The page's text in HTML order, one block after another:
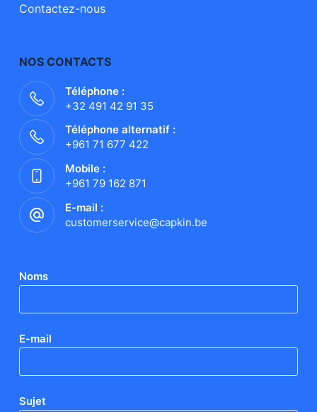
Contactez-nous
NOS CONTACTS
Téléphone :
+32 491 42 91 35
Téléphone alternatif :
+961 71 677 422
Mobile :
+961 79 162 871
E-mail :
customerservice@capkin.be
Noms
E-mail
Sujet